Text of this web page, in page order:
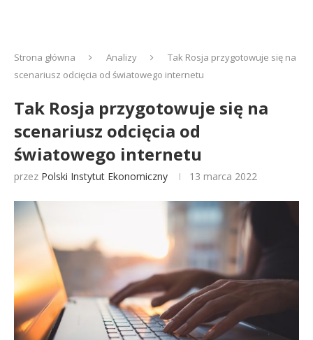
Strona główna Analizy
Tak Rosja przygotowuje się na
scenariusz odcięcia od światowego internetu
Tak Rosja przygotowuje się na
scenariusz odcięcia od
światowego internetu
przez Polski Instytut Ekonomiczny 13 marca 2022